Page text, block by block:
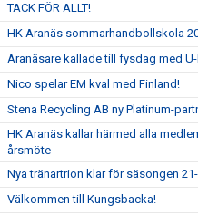
TACK FÖR ALLT!
HK Aranäs sommarhandbollskola
Aranäsare kallade till fysdag med
Nico spelar EM kval med Finland!
Stena Recycling AB ny Platinum-
HK Aranäs kallar härmed alla
årsmöte
Nya tränartrion klar för säsongen
Välkommen till Kungsbacka!